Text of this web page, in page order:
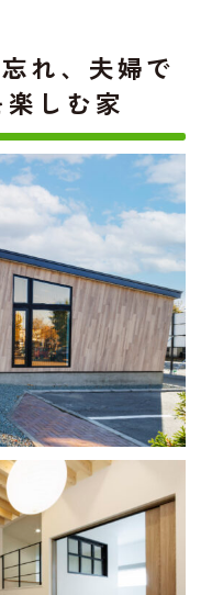
れ、夫婦で
しむ家